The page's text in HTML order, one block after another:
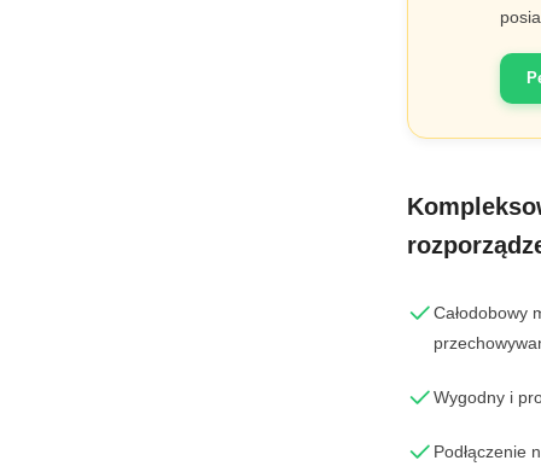
Całodobowy
Wygodny i
Podłączenie